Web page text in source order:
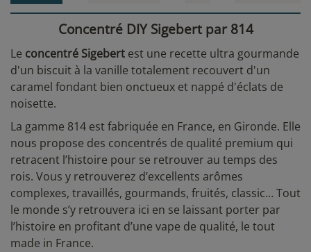
Concentré DIY Sigebert par 814
Le concentré Sigebert est une recette ultra gourmande
d'un biscuit à la vanille totalement recouvert d'un
caramel fondant bien onctueux et nappé d'éclats de
noisette.
La gamme 814 est fabriquée en France, en Gironde. Elle
nous propose des concentrés de qualité premium qui
retracent l’histoire pour se retrouver au temps des
rois. Vous y retrouverez d’excellents arômes
complexes, travaillés, gourmands, fruités, classic… Tout
le monde s’y retrouvera ici en se laissant porter par
l’histoire en profitant d’une vape de qualité, le tout
made in France.